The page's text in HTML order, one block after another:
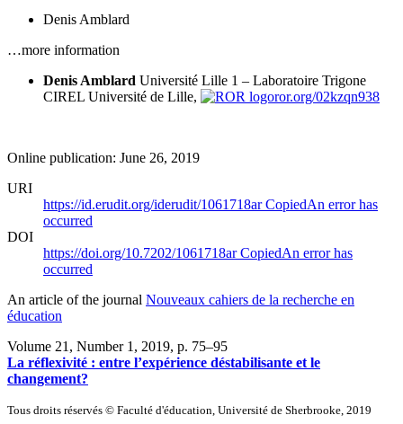
Denis Amblard
…more information
Denis Amblard Université Lille 1 – Laboratoire Trigone
CIREL Université de Lille, ror.org/02kzqn938
Online publication: June 26, 2019
URI
https://id.erudit.org/iderudit/1061718arCopiedAn error has
occurred
DOI
https://doi.org/10.7202/1061718arCopiedAn error has
occurred
An article of the journal Nouveaux cahiers de la recherche en
éducation
Volume 21, Number 1, 2019, p. 75–95
La réflexivité : entre l’expérience déstabilisante et le
changement?
Tous droits réservés © Faculté d'éducation, Université de Sherbrooke, 2019